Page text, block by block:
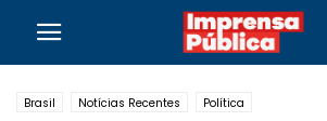
Brasil Notícias Recentes Política